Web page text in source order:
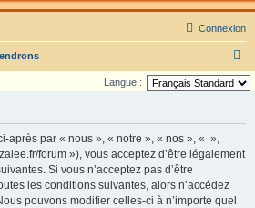
Connexion
e
Langue :
après par « nous », « notre », « nos », « »,
forum »), vous acceptez d’être légalement
Si vous n’acceptez pas d’être
les conditions suivantes, alors n’accédez
pouvons modifier celles-ci à n’importe quel